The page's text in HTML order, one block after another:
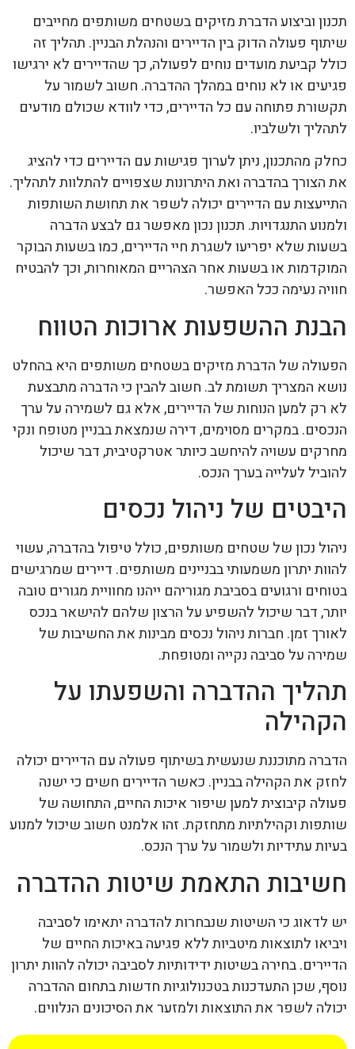
תכנון וביצוע הדברת מזיקים בשטחים משותפים מחייבים
שיתוף פעולה הדוק בין הדיירים והנהלת הבניין. תהליך זה
כולל קביעת מועדים נוחים לפעולה, כך שהדיירים לא ירגישו
פגיעים או לא נוחים במהלך ההדברה. חשוב לשמור על
תקשורת פתוחה עם כל הדיירים, כדי לוודא שכולם מודעים
לתהליך ולשלביו.
כחלק מהתכנון, ניתן לערוך פגישות עם הדיירים כדי להציג
את הצורך בהדברה ואת היתרונות שצפויים להתלוות לתהליך.
התייעצות עם הדיירים יכולה לשפר את תחושת השותפות
ולמנוע התנגדויות. תכנון נכון מאפשר גם לבצע הדברה
בשעות שלא יפריעו לשגרת חיי הדיירים, כמו בשעות הבוקר
המוקדמות או בשעות אחר הצהריים המאוחרות, וכך להבטיח
חוויה נעימה ככל האפשר.
הבנת ההשפעות ארוכות הטווח
הפעולה של הדברת מזיקים בשטחים משותפים היא בהחלט
נושא המצריך תשומת לב. חשוב להבין כי הדברה מתבצעת
לא רק למען הנוחות של הדיירים, אלא גם לשמירה על ערך
הנכסים. במקרים מסוימים, דירה שנמצאת בבניין מטופח ונקי
מחרקים עשויה להיחשב כיותר אטרקטיבית, דבר שיכול
להוביל לעלייה בערך הנכס.
היבטים של ניהול נכסים
ניהול נכון של שטחים משותפים, כולל טיפול בהדברה, עשוי
להוות יתרון משמעותי בבניינים משותפים. דיירים שמרגישים
בטוחים ורגועים בסביבת מגוריהם ייהנו מחוויית מגורים טובה
יותר, דבר שיכול להשפיע על הרצון שלהם להישאר בנכס
לאורך זמן. חברות ניהול נכסים מבינות את החשיבות של
שמירה על סביבה נקייה ומטופחת.
תהליך ההדברה והשפעתו על
הקהילה
הדברה מתוכננת שנעשית בשיתוף פעולה עם הדיירים יכולה
לחזק את הקהילה בבניין. כאשר הדיירים חשים כי ישנה
פעולה קיבוצית למען שיפור איכות החיים, התחושה של
שותפות וקהילתיות מתחזקת. זהו אלמנט חשוב שיכול למנוע
בעיות עתידיות ולשמור על ערך הנכס.
חשיבות התאמת שיטות ההדברה
יש לדאוג כי השיטות שנבחרות להדברה יתאימו לסביבה
ויביאו לתוצאות מיטביות ללא פגיעה באיכות החיים של
הדיירים. בחירה בשיטות ידידותיות לסביבה יכולה להוות יתרון
נוסף, שכן התעדכנות בטכנולוגיות חדשות בתחום ההדברה
יכולה לשפר את התוצאות ולמזער את הסיכונים הנלווים.